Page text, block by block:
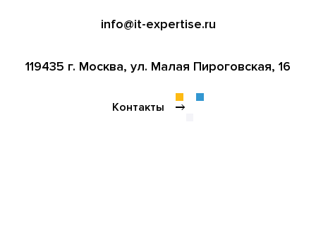
info@it-expertise.ru
119435 г. Москва, ул. Малая Пироговская, 16
Контакты